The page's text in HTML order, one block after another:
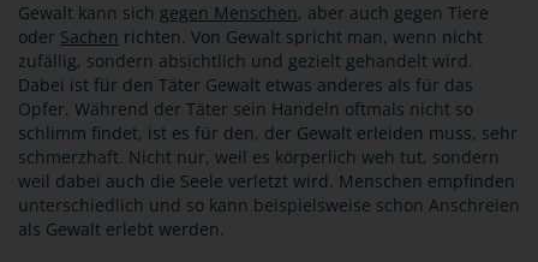
Gewalt kann sich gegen Menschen, aber auch gegen Tiere
oder Sachen richten. Von Gewalt spricht man, wenn nicht
zufällig, sondern absichtlich und gezielt gehandelt wird.
Dabei ist für den Täter Gewalt etwas anderes als für das
Opfer. Während der Täter sein Handeln oftmals nicht so
schlimm findet, ist es für den, der Gewalt erleiden muss, sehr
schmerzhaft. Nicht nur, weil es körperlich weh tut, sondern
weil dabei auch die Seele verletzt wird. Menschen empfinden
unterschiedlich und so kann beispielsweise schon Anschreien
als Gewalt erlebt werden.